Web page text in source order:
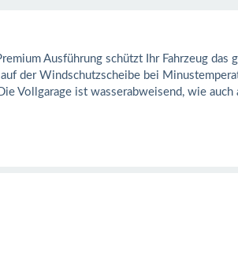
Ausführung schützt Ihr Fahrzeug das
der Windschutzscheibe bei
Vollgarage ist wasserabweisend, wie